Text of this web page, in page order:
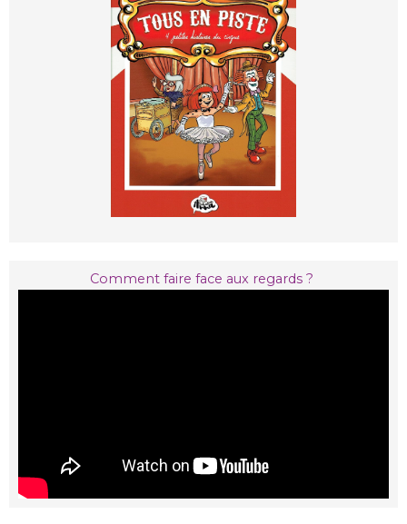
Comment faire face aux regards ?